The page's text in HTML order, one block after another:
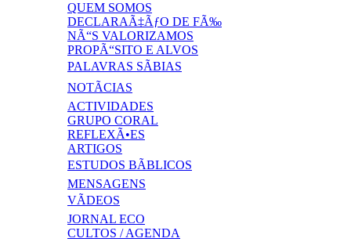
QUEM SOMOS
DECLARAÃ‡ÃƒO DE FÃ‰
NÃ“S VALORIZAMOS
PROPÃ“SITO E ALVOS
PALAVRAS SÃBIAS
NOTÃCIAS
ACTIVIDADES
GRUPO CORAL
REFLEXÃ•ES
ARTIGOS
ESTUDOS BÃBLICOS
MENSAGENS
VÃDEOS
JORNAL ECO
CULTOS / AGENDA